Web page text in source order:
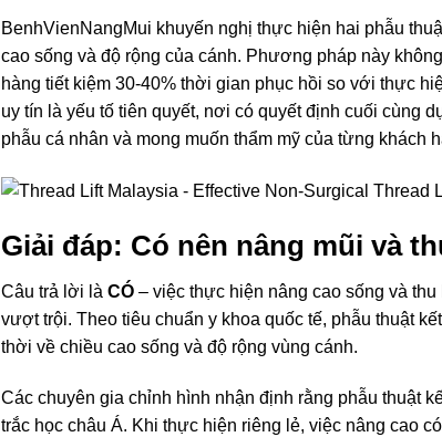
BenhVienNangMui khuyến nghị thực hiện hai phẫu
cao sống và độ rộng của cánh. Phương pháp này
hàng tiết kiệm 30-40% thời gian phục hồi so với thực
uy tín là yếu tố tiên quyết, nơi có quyết định cuối cùng
phẫu cá nhân và mong muốn thẩm mỹ của từng khách
Giải đáp: Có nên nâng mũi và
Câu trả lời là CÓ – việc thực hiện nâng cao sống và
vượt trội. Theo tiêu chuẩn y khoa quốc tế, phẫu thuật
thời về chiều cao sống và độ rộng vùng cánh.
Các chuyên gia chỉnh hình nhận định rằng phẫu thuật
trắc học châu Á. Khi thực hiện riêng lẻ, việc nâng cao